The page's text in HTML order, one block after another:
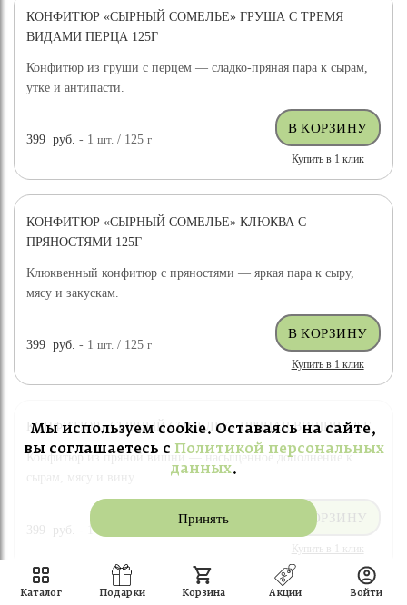
КОНФИТЮР «СЫРНЫЙ СОМЕЛЬЕ» ГРУША С ТРЕМЯ
ВИДАМИ ПЕРЦА 125Г
Конфитюр из груши с перцем — сладко-пряная пара к сырам,
утке и антипасти.
399 руб. - 1шт. / 125г
Купить в 1 клик
КОНФИТЮР «СЫРНЫЙ СОМЕЛЬЕ» КЛЮКВА С
ПРЯНОСТЯМИ 125Г
Клюквенный конфитюр с пряностями — яркая пара к сыру,
мясу и закускам.
399 руб. - 1шт. / 125г
Купить в 1 клик
КОНФИТЮР «СЫРНЫЙ СОМЕЛЬЕ» ПРЯНАЯ ВИШНЯ 125Г
Конфитюр из пряной вишни — насыщенное дополнение к
399 руб. - 1
Купить в 1 клик
Мы используем cookie. Оставаясь на сайте,
вы соглашаетесь с Политикой персональных
данных.
Принять
Каталог Подарки Корзина Акции Войти